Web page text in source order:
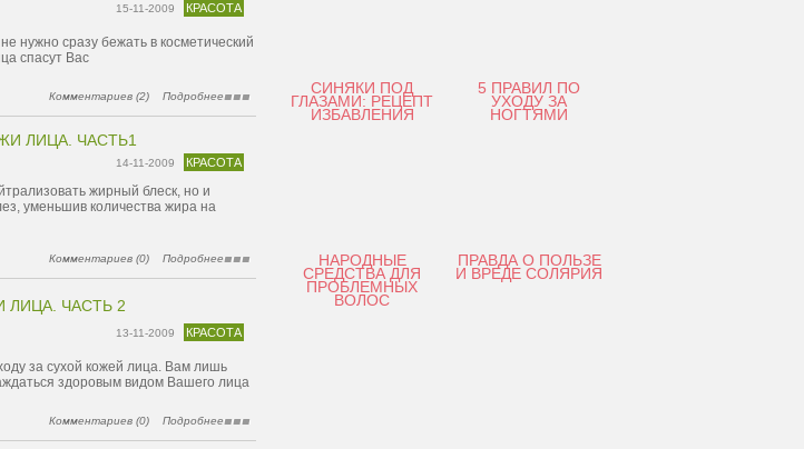
КРАСОТА
15-11-2009
нужно сразу бежать в косметический
спасут Вас
Комментариев (2) Подробнее
ЛИЦА. ЧАСТЬ1
КРАСОТА
14-11-2009
жирный блеск, но и
уменьшив количества жира на
Комментариев (0) Подробнее
ЧАСТЬ 2
КРАСОТА
13-11-2009
за сухой кожей лица. Вам лишь
здоровым видом Вашего лица
Комментариев (0) Подробнее
СИНЯКИ ПОД
ГЛАЗАМИ: РЕЦЕПТ
ИЗБАВЛЕНИЯ
5 ПРАВИЛ ПО
УХОДУ ЗА
НОГТЯМИ
НАРОДНЫЕ
СРЕДСТВА ДЛЯ
ПРОБЛЕМНЫХ
ВОЛОС
ПРАВДА О ПОЛЬЗЕ
И ВРЕДЕ СОЛЯРИЯ